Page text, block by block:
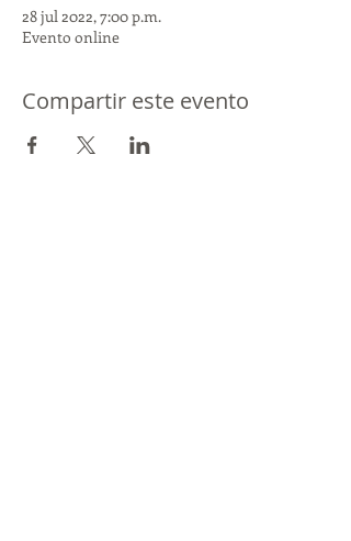
28 jul 2022, 7:00 p.m.
Evento online
Compartir este evento